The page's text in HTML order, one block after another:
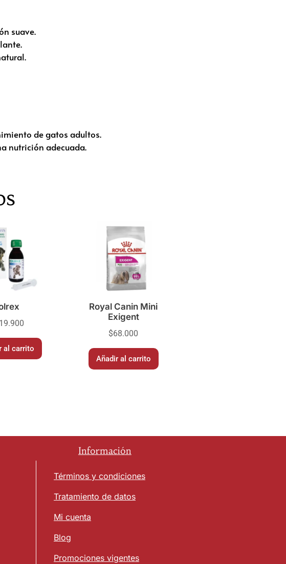
suave.
de gatos adultos.
nutrición adecuada.
al carrito
Royal Canin Mini
Exigent
$68.000
Añadir al carrito
Información
Términos y condiciones
Tratamiento de datos
Mi cuenta
Blog
Promociones vigentes